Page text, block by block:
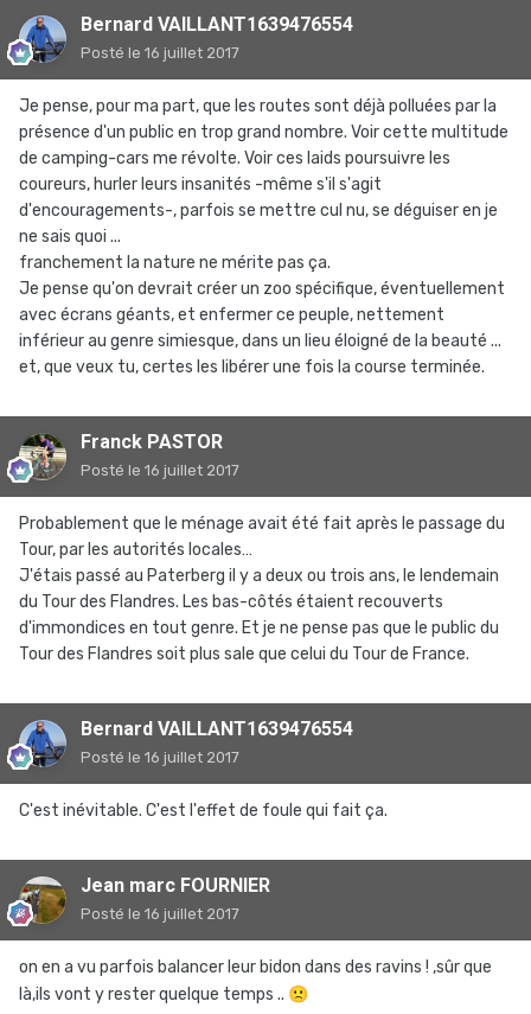
Bernard VAILLANT1639476554
Posté le 16 juillet 2017
Je pense, pour ma part, que les routes sont déjà polluées par la
présence d'un public en trop grand nombre. Voir cette multitude
de camping-cars me révolte. Voir ces laids poursuivre les
coureurs, hurler leurs insanités -même s'il s'agit
d'encouragements-, parfois se mettre cul nu, se déguiser en je
ne sais quoi ...
franchement la nature ne mérite pas ça.
Je pense qu'on devrait créer un zoo spécifique, éventuellement
avec écrans géants, et enfermer ce peuple, nettement
inférieur au genre simiesque, dans un lieu éloigné de la beauté ...
et, que veux tu, certes les libérer une fois la course terminée.
Franck PASTOR
Posté le 16 juillet 2017
Probablement que le ménage avait été fait après le passage du
Tour, par les autorités locales…
J'étais passé au Paterberg il y a deux ou trois ans, le lendemain
du Tour des Flandres. Les bas-côtés étaient recouverts
d'immondices en tout genre. Et je ne pense pas que le public du
Tour des Flandres soit plus sale que celui du Tour de France.
Bernard VAILLANT1639476554
Posté le 16 juillet 2017
C'est inévitable. C'est l'effet de foule qui fait ça.
Jean marc FOURNIER
Posté le 16 juillet 2017
on en a vu parfois balancer leur bidon dans des ravins ! ,sûr que
là,ils vont y rester quelque temps .. 🙁